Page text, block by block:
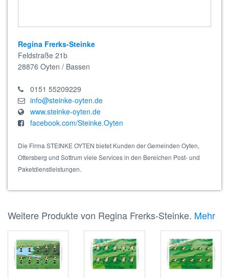
Regina Frerks-Steinke
Feldstraße 21b
28876 Oyten / Bassen
0151 55209229
info@steinke-oyten.de
www.steinke-oyten.de
facebook.com/Steinke.Oyten
Die Firma STEINKE OYTEN bietet Kunden der Gemeinden Oyten,
Ottersberg und Sottrum viele Services in den Bereichen Post- und
Paketdienstleistungen.
Weitere Produkte von Regina Frerks-Steinke. Mehr